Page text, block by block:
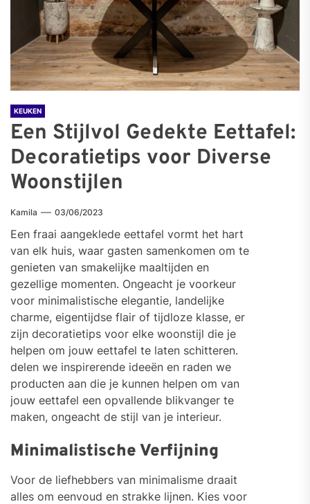
KEUKEN
Een Stijlvol Gedekte Eettafel:
Decoratietips voor Diverse
Woonstijlen
Kamila 03/06/2023
Een fraai aangeklede eettafel vormt het hart
van elk huis, waar gasten samenkomen om te
genieten van smakelijke maaltijden en
gezellige momenten. Ongeacht je voorkeur
voor minimalistische elegantie, landelijke
charme, eigentijdse flair of tijdloze klasse, er
zijn decoratietips voor elke woonstijl die je
helpen om jouw eettafel te laten schitteren.
delen we inspirerende ideeën en raden we
producten aan die je kunnen helpen om van
jouw eettafel een opvallende blikvanger te
maken, ongeacht de stijl van je interieur.
Minimalistische Verfijning
Voor de liefhebbers van minimalisme draait
alles om eenvoud en strakke lijnen. Kies voor